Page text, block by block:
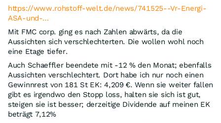
https://www.rohstoff-welt.de/news/741525--Vr-Energi-
ASA-und-…
Mit FMC corp. ging es nach Zahlen abwärts, da die
Aussichten sich verschlechterten. Die wollen wohl noch
eine Etage tiefer.
Auch Schaeffler beendete mit -12 % den Monat; ebenfalls
Aussichten verschlechtert. Dort habe ich nur noch einen
Gewinnrest von 181 St EK: 4,209 €. Wenn sie weiter fallen
gibt es irgendwo den Stopp loss, halten sie sich ist gut,
steigen sie ist besser; derzeitige Dividende auf meinen EK
beträgt 7,12%